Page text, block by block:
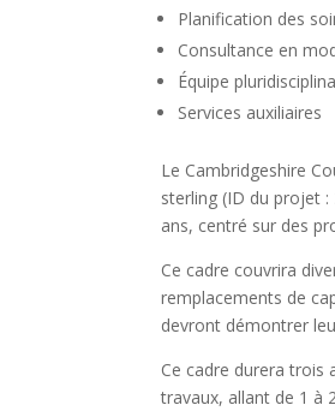
Planification des
Consultance en
Équipe
Services auxiliaires
Le Cambridgeshire
sterling (ID du projet
ans, centré sur des
Ce cadre couvrira
remplacements de
devront démontrer
Ce cadre durera trois
travaux, allant de 1 à